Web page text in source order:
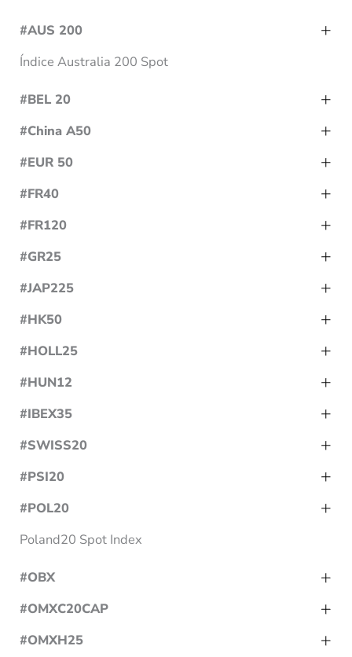
#AUS 200
Índice Australia 200 Spot
#BEL 20
#China A50
#EUR 50
#FR40
#FR120
#GR25
#JAP225
#HK50
#HOLL25
#HUN12
#IBEX35
#SWISS20
#PSI20
#POL20
Poland20 Spot Index
#OBX
#OMXC20CAP
#OMXH25